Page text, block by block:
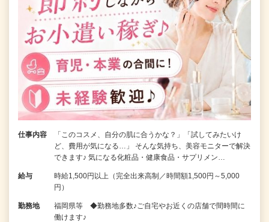
仕事内容
「このコスメ、自分の肌に合うかな？」「試してみたいけ
ど、費用が気になる…」 そんな気持ち、美容モニターで解決
できます♪ 気になる化粧品・健康食品・サプリメン…
給与
時給1,500円以上（完全出来高制／時間額1,500円～5,000
円）
勤務地
福岡県等 ◆勤務地多数♪ご自宅やお近くの店舗で間時間に
働けます♪